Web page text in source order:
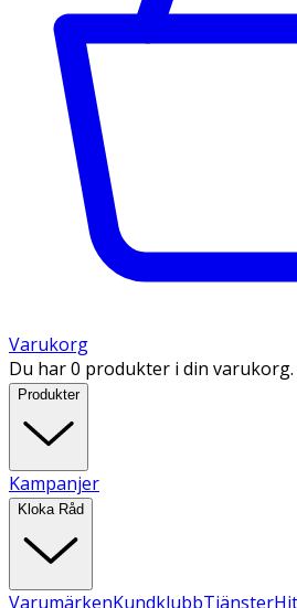
Varukorg
Du har 0 produkter i din varukorg.
Produkter
Kampanjer
Kloka Råd
VarumärkenKundklubbTjänster